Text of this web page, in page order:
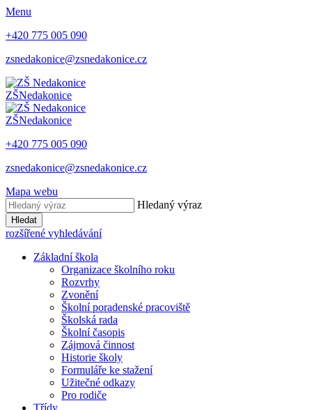
Menu
+420 775 005 090
zsnedakonice@zsnedakonice.cz
ZŠNedakonice
ZŠNedakonice
+420 775 005 090
zsnedakonice@zsnedakonice.cz
Mapa webu
Hledaný výraz
Hledat
rozšířené vyhledávání
Základní škola
Organizace školního roku
Rozvrhy
Zvonění
Školní poradenské pracoviště
Školská rada
Školní časopis
Zájmová činnost
Historie školy
Formuláře ke stažení
Užitečné odkazy
Pro rodiče
Třídy